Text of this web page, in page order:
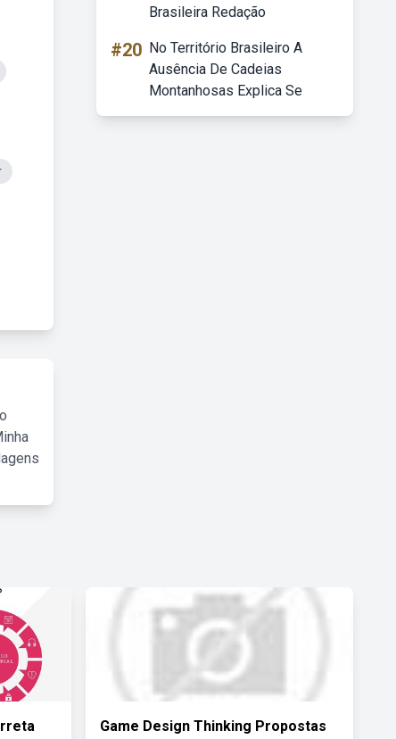
Brasileira Redação
#20 No Território Brasileiro A
Ausência De Cadeias
Montanhosas Explica Se
Game Design Thinking Propostas